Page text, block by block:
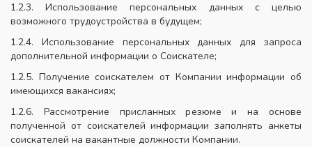
1.2.3. Использование персональных данных с целью
возможного трудоустройства в будущем;
1.2.4. Использование персональных данных для запроса
дополнительной информации о Соискателе;
1.2.5. Получение соискателем от Компании информации об
имеющихся вакансиях;
1.2.6. Рассмотрение присланных резюме и на основе
полученной от соискателей информации заполнять анкеты
соискателей на вакантные должности Компании.